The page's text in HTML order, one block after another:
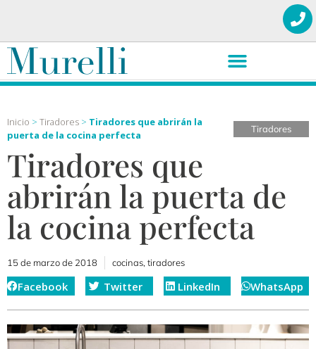
Inicio > Tiradores > Tiradores que abrirán la
puerta de la cocina perfecta
Tiradores
Tiradores que
abrirán la puerta de
la cocina perfecta
15 de marzo de 2018 cocinas, tiradores
Facebook Twitter LinkedIn WhatsApp